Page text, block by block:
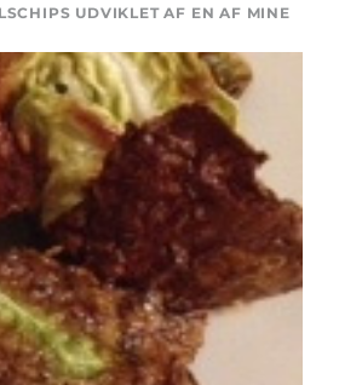
UDVIKLET AF EN AF MINE